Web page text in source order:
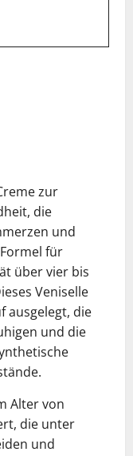
zur
die
und
für
über vier bis
Veniselle
ausgelegt, die
und die
Alter von
die unter
und